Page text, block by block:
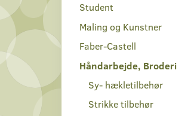
Student
Maling og Kunstner
Faber-Castell
Håndarbejde, Broderi
Sy- hækletilbehør
Strikke tilbehør